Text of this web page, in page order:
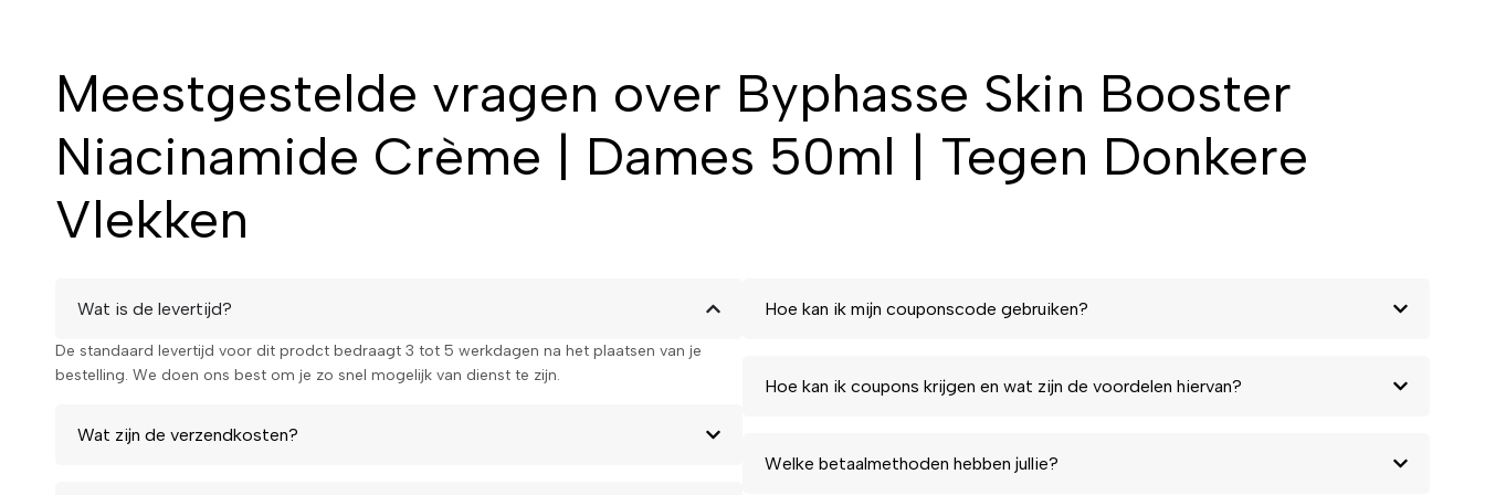
Bestel nu jouw Byphasse NIACINAMIDE Anti-vlekken Crème en omarm een stralende,
Meestgestelde vragen over Byphasse Skin Booster
Niacinamide Crème | Dames 50ml | Tegen Donkere
Vlekken
Wat is de levertijd?
De standaard levertijd voor dit prodct bedraagt 3 tot 5 werkdagen na het plaatsen van je
bestelling. We doen ons best om je zo snel mogelijk van dienst te zijn.
Wat zijn de verzendkosten?
Hoe kan ik mijn couponscode gebruiken?
Hoe kan ik coupons krijgen en wat zijn de voordelen hiervan?
Welke betaalmethoden hebben jullie?